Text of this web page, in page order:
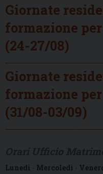
Giornate
formazione
(24-27/08)
Giornate
formazione
(31/08-03/09)
Lunedì - Mercoledì -